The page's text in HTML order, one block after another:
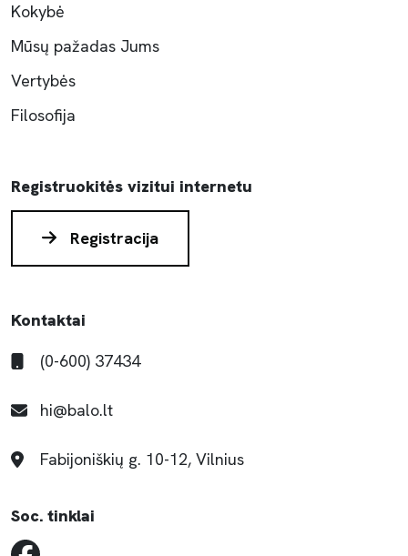
Kokybė
Mūsų pažadas Jums
Vertybės
Filosofija
Registruokitės vizitui internetu
Registracija
Kontaktai
(0-600) 37434
hi@balo.lt
Fabijoniškių g. 10-12, Vilnius
Soc. tinklai